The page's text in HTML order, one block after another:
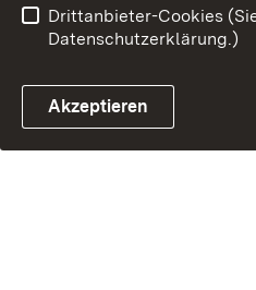
Drittanbieter-Cookies
Datenschutzerklärung.)
Akzeptieren